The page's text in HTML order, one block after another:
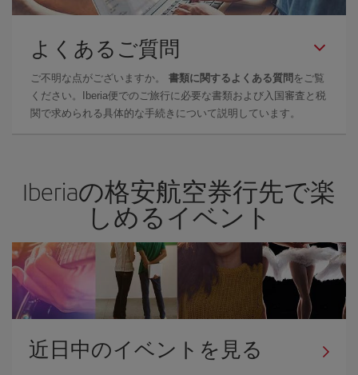
よくあるご質問
ご不明な点がございますか。 書類に関するよくある質問 をご覧
ください。Iberia便でのご旅行に必要な書類および入国審査と税
関で求められる具体的な手続きについて説明しています。
Iberiaの格安航空券行先で楽
しめるイベント
近日中のイベントを見る